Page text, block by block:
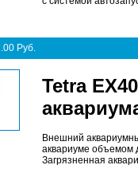
Руб.
Tetra
Внешний
аквариуме объемом
Загрязненная